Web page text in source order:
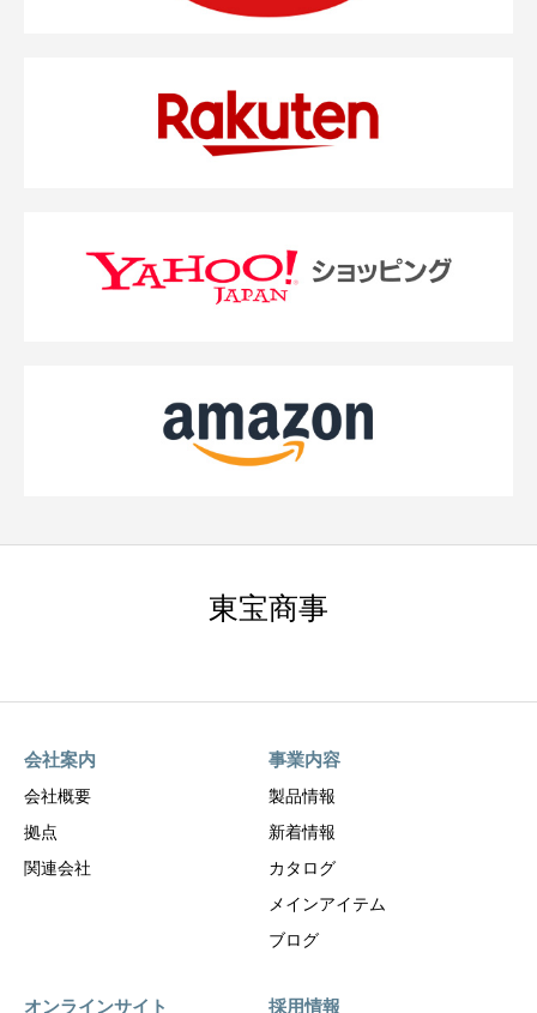
東宝商事
会社案内
会社概要
拠点
関連会社
事業内容
製品情報
新着情報
カタログ
メインアイテム
ブログ
オンラインサイト 採用情報